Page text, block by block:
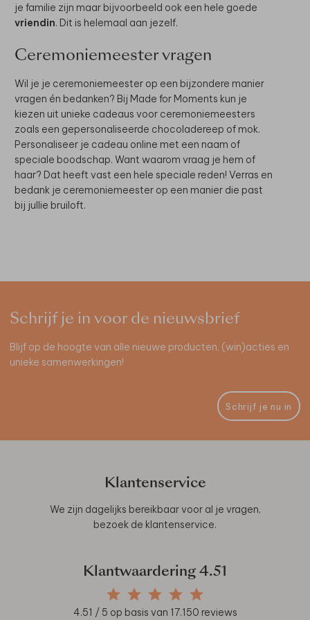
je familie zijn maar bijvoorbeeld ook een hele goede
vriendin. Dit is helemaal aan jezelf.
Ceremoniemeester vragen
Wil je je ceremoniemeester op een bijzondere manier
vragen én bedanken? Bij Made for Moments kun je
kiezen uit unieke cadeaus voor ceremoniemeesters
zoals een gepersonaliseerde chocoladereep of mok.
Personaliseer je cadeau online met een naam of
speciale boodschap. Want waarom vraag je hem of
haar? Dat heeft vast een hele speciale reden! Verras en
bedank je ceremoniemeester op een manier die past
bij jullie bruiloft.
Schrijf je in voor de nieuwsbrief
Blijf op de hoogte van alle nieuwe producten, (win)acties en
unieke samenwerkingen!
Schrijf je nu in
Klantenservice
We zijn dagelijks bereikbaar voor al je vragen,
bezoek de klantenservice.
Klantwaardering 4.51
4.51 / 5 op basis van 17.150 reviews